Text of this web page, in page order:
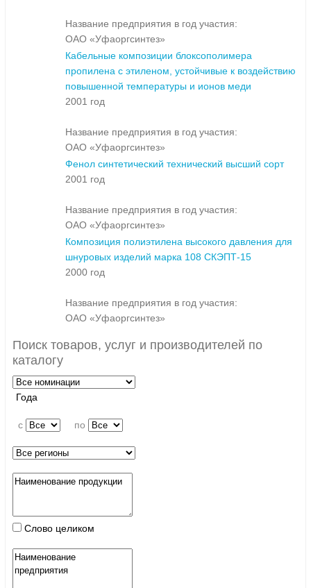
Название предприятия в год участия:
ОАО «Уфаоргсинтез»
Кабельные композиции блоксополимера
пропилена с этиленом, устойчивые к воздействию
повышенной температуры и ионов меди
2001 год
Название предприятия в год участия:
ОАО «Уфаоргсинтез»
Фенол синтетический технический высший сорт
2001 год
Название предприятия в год участия:
ОАО «Уфаоргсинтез»
Композиция полиэтилена высокого давления для
шнуровых изделий марка 108 СКЭПТ-15
2000 год
Название предприятия в год участия:
ОАО «Уфаоргсинтез»
Поиск товаров, услуг и производителей по
каталогу
Года
c по
Слово целиком